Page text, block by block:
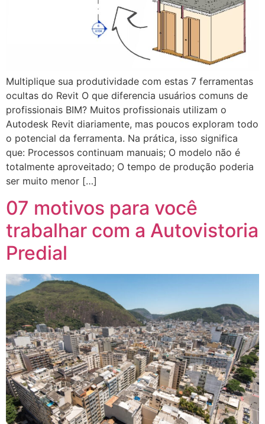
Multiplique sua produtividade com estas 7 ferramentas
ocultas do Revit O que diferencia usuários comuns de
profissionais BIM? Muitos profissionais utilizam o
Autodesk Revit diariamente, mas poucos exploram todo
o potencial da ferramenta. Na prática, isso significa
que: Processos continuam manuais; O modelo não é
totalmente aproveitado; O tempo de produção poderia
ser muito menor […]
07 motivos para você
trabalhar com a Autovistoria
Predial